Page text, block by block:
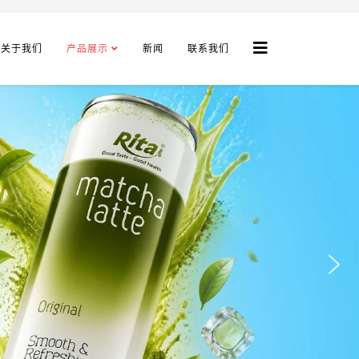
关于我们 产品展示 新闻 联系我们